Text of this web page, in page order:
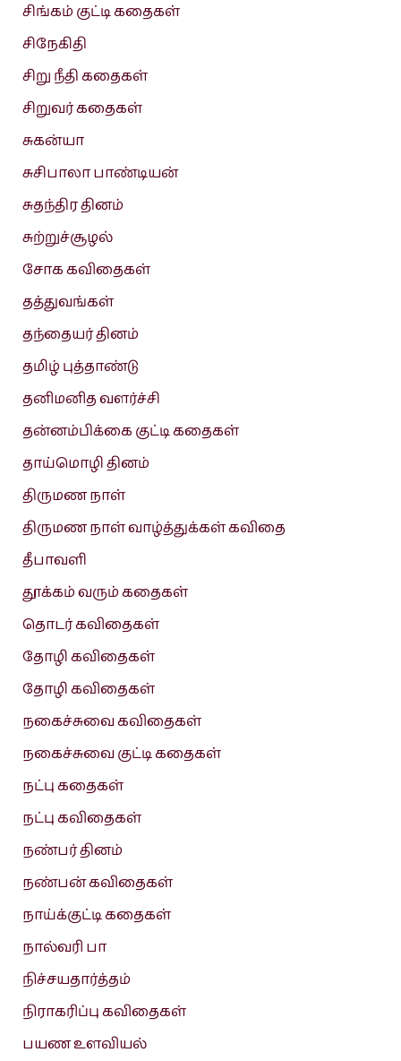
சிங்கம் குட்டி கதைகள்
சிநேகிதி
சிறு நீதி கதைகள்
சிறுவர் கதைகள்
சுகன்யா
சுசிபாலா பாண்டியன்
சுதந்திர தினம்
சுற்றுச்சூழல்
சோக கவிதைகள்
தத்துவங்கள்
தந்தையர் தினம்
தமிழ் புத்தாண்டு
தனிமனித வளர்ச்சி
தன்னம்பிக்கை குட்டி கதைகள்
தாய்மொழி தினம்
திருமண நாள்
திருமண நாள் வாழ்த்துக்கள் கவிதை
தீபாவளி
தூக்கம் வரும் கதைகள்
தொடர் கவிதைகள்
தோழி கவிதைகள்
தோழி கவிதைகள்
நகைச்சுவை கவிதைகள்
நகைச்சுவை குட்டி கதைகள்
நட்பு கதைகள்
நட்பு கவிதைகள்
நண்பர் தினம்
நண்பன் கவிதைகள்
நாய்க்குட்டி கதைகள்
நால்வரி பா
நிச்சயதார்த்தம்
நிராகரிப்பு கவிதைகள்
பயண உளவியல்